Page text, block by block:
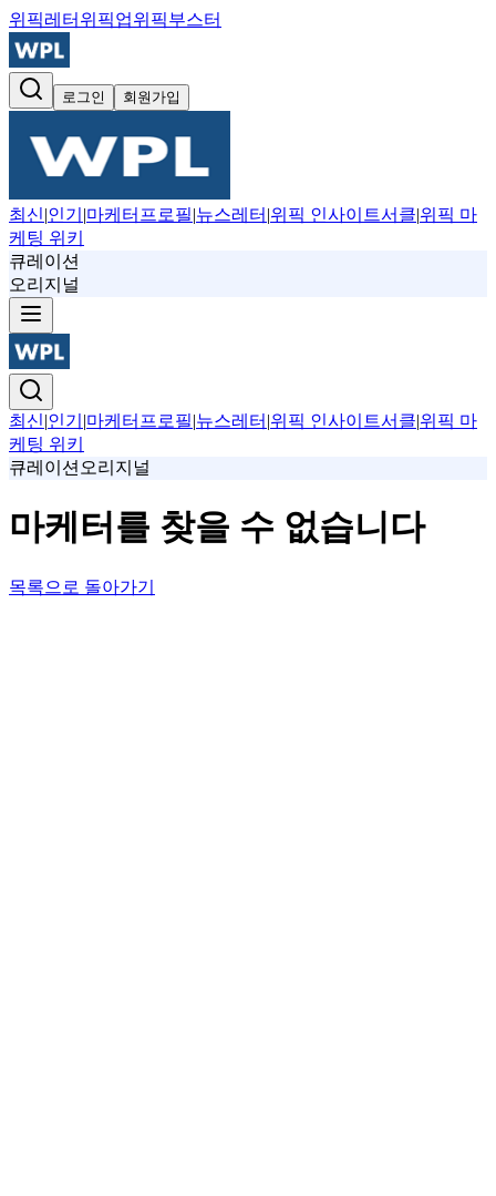
위픽레터 위픽업위픽부스터
로그인 회원가입
최신|인기 |마케터프로필|뉴스레터 |위픽 인사이트서클|위픽 마
케팅 위키
큐레이션
오리지널
최신|인기 |마케터프로필|뉴스레터 |위픽 인사이트서클|위픽 마
케팅 위키
큐레이션 오리지널
마케터를 찾을 수 없습니다
목록으로 돌아가기